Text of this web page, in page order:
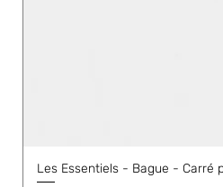
Les Essentiels - Bague - Carré